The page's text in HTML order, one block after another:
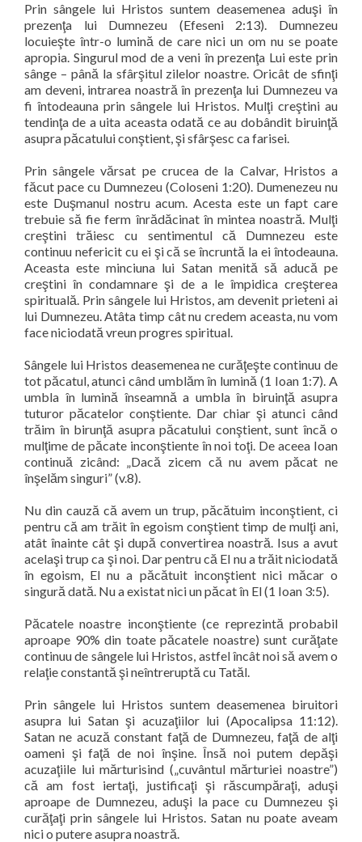
Prin sângele lui Hristos suntem deasemenea aduşi în
prezenţa lui Dumnezeu (Efeseni 2:13). Dumnezeu
locuieşte într-o lumină de care nici un om nu se poate
apropia. Singurul mod de a veni în prezenţa Lui este prin
sânge – până la sfârşitul zilelor noastre. Oricât de sfinţi
am deveni, intrarea noastră în prezenţa lui Dumnezeu va
fi întodeauna prin sângele lui Hristos. Mulţi creştini au
tendinţa de a uita aceasta odată ce au dobândit biruinţă
asupra păcatului conştient, şi sfârşesc ca farisei.
Prin sângele vărsat pe crucea de la Calvar, Hristos a
făcut pace cu Dumnezeu (Coloseni 1:20). Dumenezeu nu
este Duşmanul nostru acum. Acesta este un fapt care
trebuie să fie ferm înrădăcinat în mintea noastră. Mulţi
creştini trăiesc cu sentimentul că Dumnezeu este
continuu nefericit cu ei şi că se încruntă la ei întodeauna.
Aceasta este minciuna lui Satan menită să aducă pe
creştini în condamnare şi de a le împidica creşterea
spirituală. Prin sângele lui Hristos, am devenit prieteni ai
lui Dumnezeu. Atâta timp cât nu credem aceasta, nu vom
face niciodată vreun progres spiritual.
Sângele lui Hristos deasemenea ne curăţeşte continuu de
tot păcatul, atunci când umblăm în lumină (1 Ioan 1:7). A
umbla în lumină înseamnă a umbla în biruinţă asupra
tuturor păcatelor conştiente. Dar chiar şi atunci când
trăim în birunţă asupra păcatului conştient, sunt încă o
mulţime de păcate inconştiente în noi toţi. De aceea Ioan
continuă zicând: „Dacă zicem că nu avem păcat ne
înşelăm singuri” (v.8).
Nu din cauză că avem un trup, păcătuim inconştient, ci
pentru că am trăit în egoism conştient timp de mulţi ani,
atât înainte cât şi după convertirea noastră. Isus a avut
acelaşi trup ca şi noi. Dar pentru că El nu a trăit niciodată
în egoism, El nu a păcătuit inconştient nici măcar o
singură dată. Nu a existat nici un păcat în El (1 Ioan 3:5).
Păcatele noastre inconştiente (ce reprezintă probabil
aproape 90% din toate păcatele noastre) sunt curăţate
continuu de sângele lui Hristos, astfel încât noi să avem o
relaţie constantă şi neîntreruptă cu Tatăl.
Prin sângele lui Hristos suntem deasemenea biruitori
asupra lui Satan şi acuzaţiilor lui (Apocalipsa 11:12).
Satan ne acuză constant faţă de Dumnezeu, faţă de alţi
oameni şi faţă de noi înşine. Însă noi putem depăşi
acuzaţiile lui mărturisind („cuvântul mărturiei noastre”)
că am fost iertaţi, justificaţi şi răscumpăraţi, aduşi
aproape de Dumnezeu, aduşi la pace cu Dumnezeu şi
curăţaţi prin sângele lui Hristos. Satan nu poate aveam
nici o putere asupra noastră.